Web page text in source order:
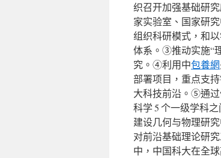
织召开加强基础研
家实验室、国家研
组织科研模式，和
体系。③推动实施“
究。④利用中包養網
部署项目，重点支
大科技前沿。⑤通过
科学 5 个一级学科
建设几何与物理研
对前沿基础理论研
中，中国科大在全